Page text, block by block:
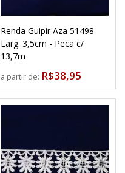
Renda Guipir Aza 51498
Larg. 3,5cm - Peca c/
13,7m
a partir de: R$38,95